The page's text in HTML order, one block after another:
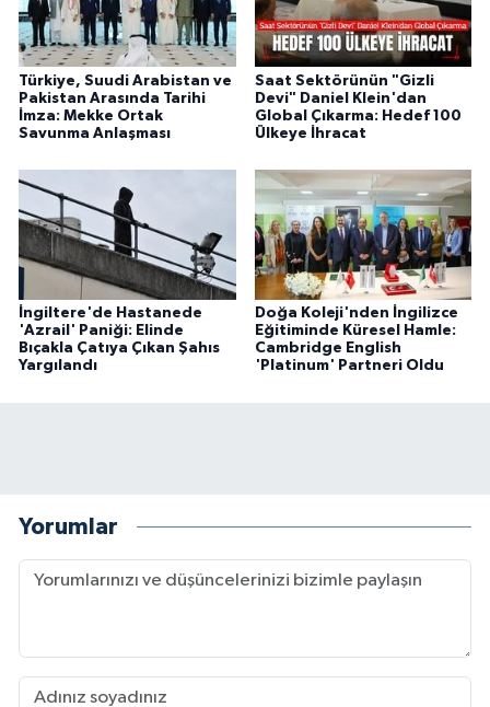
Türkiye, Suudi Arabistan ve
Pakistan Arasında Tarihi
İmza: Mekke Ortak
Savunma Anlaşması
Saat Sektörünün "Gizli
Devi" Daniel Klein'dan
Global Çıkarma: Hedef 100
Ülkeye İhracat
İngiltere'de Hastanede
'Azrail' Paniği: Elinde
Bıçakla Çatıya Çıkan Şahıs
Yargılandı
Doğa Koleji'nden İngilizce
Eğitiminde Küresel Hamle:
Cambridge English
'Platinum' Partneri Oldu
Yorumlar